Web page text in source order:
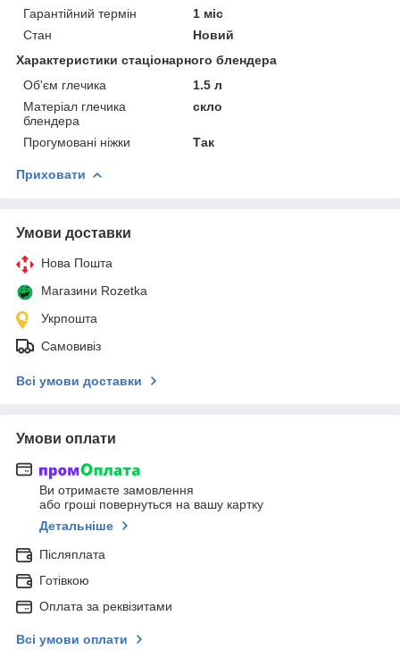
Гарантійний термін
1 міс
Стан
Новий
Характеристики стаціонарного блендера
Об'єм глечика
1.5 л
Матеріал глечика
блендера
скло
Прогумовані ніжки Так
Приховати
Умови доставки
Нова Пошта
Магазини Rozetka
Укрпошта
Самовивіз
Всі умови доставки
Умови оплати
Ви отримаєте замовлення
або гроші повернуться на вашу картку
Детальніше
Післяплата
Готівкою
Оплата за реквізитами
Всі умови оплати